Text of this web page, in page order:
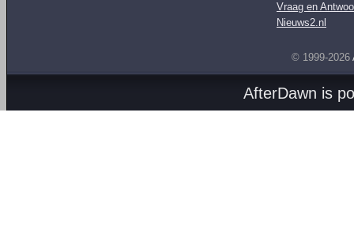
Vraag en
Nieuws2.nl
© 1999-2026
AfterDawn is